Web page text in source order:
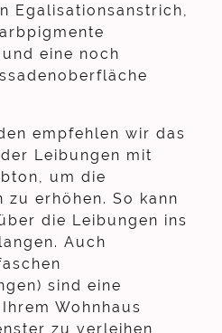
Egalisationsanstrich,
eine noch
empfehlen wir das
Leibungen mit
um die
erhöhen. So kann
die Leibungen ins
Auch
sind eine
Wohnhaus
zu verleihen